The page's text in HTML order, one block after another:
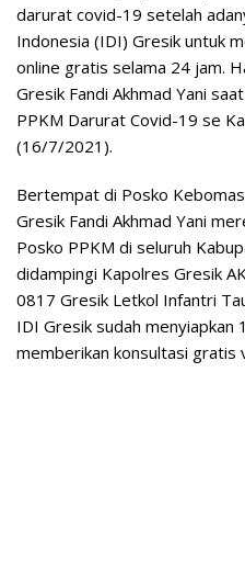
darurat covid-19 setelah
Indonesia (IDI) Gresik untuk
online gratis selama 24 jam.
Gresik Fandi Akhmad Yani
PPKM Darurat Covid-19 se
(16/7/2021).
Bertempat di Posko
Gresik Fandi Akhmad Yani
Posko PPKM di seluruh
didampingi Kapolres Gresik
0817 Gresik Letkol Infantri
IDI Gresik sudah menyiapkan
memberikan konsultasi gratis